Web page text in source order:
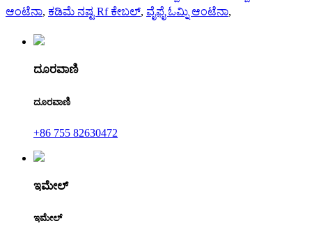
ಆಂಟೆನಾ, ಕಡಿಮೆ ನಷ್ಟ Rf ಕೇಬಲ್, ವೈಫೈ ಓಮ್ನಿ ಆಂಟೆನಾ,
ದೂರವಾಣಿ
ದೂರವಾಣಿ
+86 755 82630472
ಇಮೇಲ್
ಇಮೇಲ್